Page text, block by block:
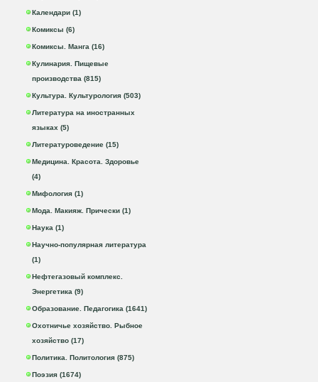
Календари (1)
Комиксы (6)
Комиксы. Манга (16)
Кулинария. Пищевые
производства (815)
Культура. Культурология (503)
Литература на иностранных
языках (5)
Литературоведение (15)
Медицина. Красота. Здоровье
(4)
Мифология (1)
Мода. Макияж. Прически (1)
Наука (1)
Научно-популярная литература
(1)
Нефтегазовый комплекс.
Энергетика (9)
Образование. Педагогика (1641)
Охотничье хозяйство. Рыбное
хозяйство (17)
Политика. Политология (875)
Поэзия (1674)